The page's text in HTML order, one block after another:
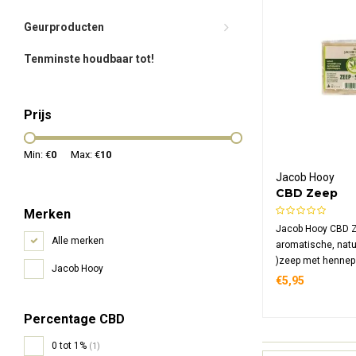
Geurproducten
Tenminste houdbaar tot!
Prijs
Min: €0 Max: €10
Merken
Alle merken
Jacob Hooy
Percentage CBD
0 tot 1% (1)
Jacob Hooy
CBD Zeep
Jacob Hooy CBD
aromatische,
)zeep met
sojabonolie,
frequent
€5,95